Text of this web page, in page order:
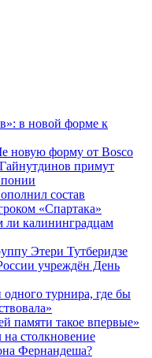
в новой форме к
новую форму от Bosco
примут
состав
«Спартака»
калининградцам
Этери Тутберидзе
учреждён День
турнира, где бы
памяти такое впервые»
на столкновение
Фернандеша?